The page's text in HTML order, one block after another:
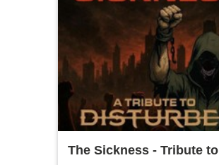
The Sickness - Tribute to